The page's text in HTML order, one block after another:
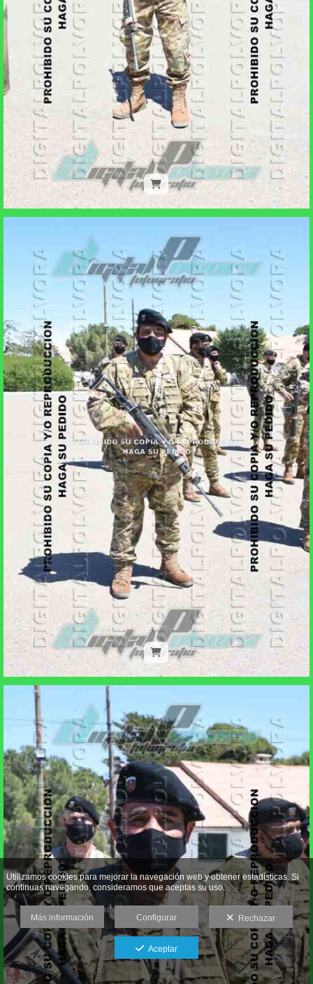
Utilizamos cookies para mejorar la navegación web y obtener estadísticas. Si
continuas navegando, consideramos que aceptas su uso.
Más información Configurar Rechazar
Aceptar